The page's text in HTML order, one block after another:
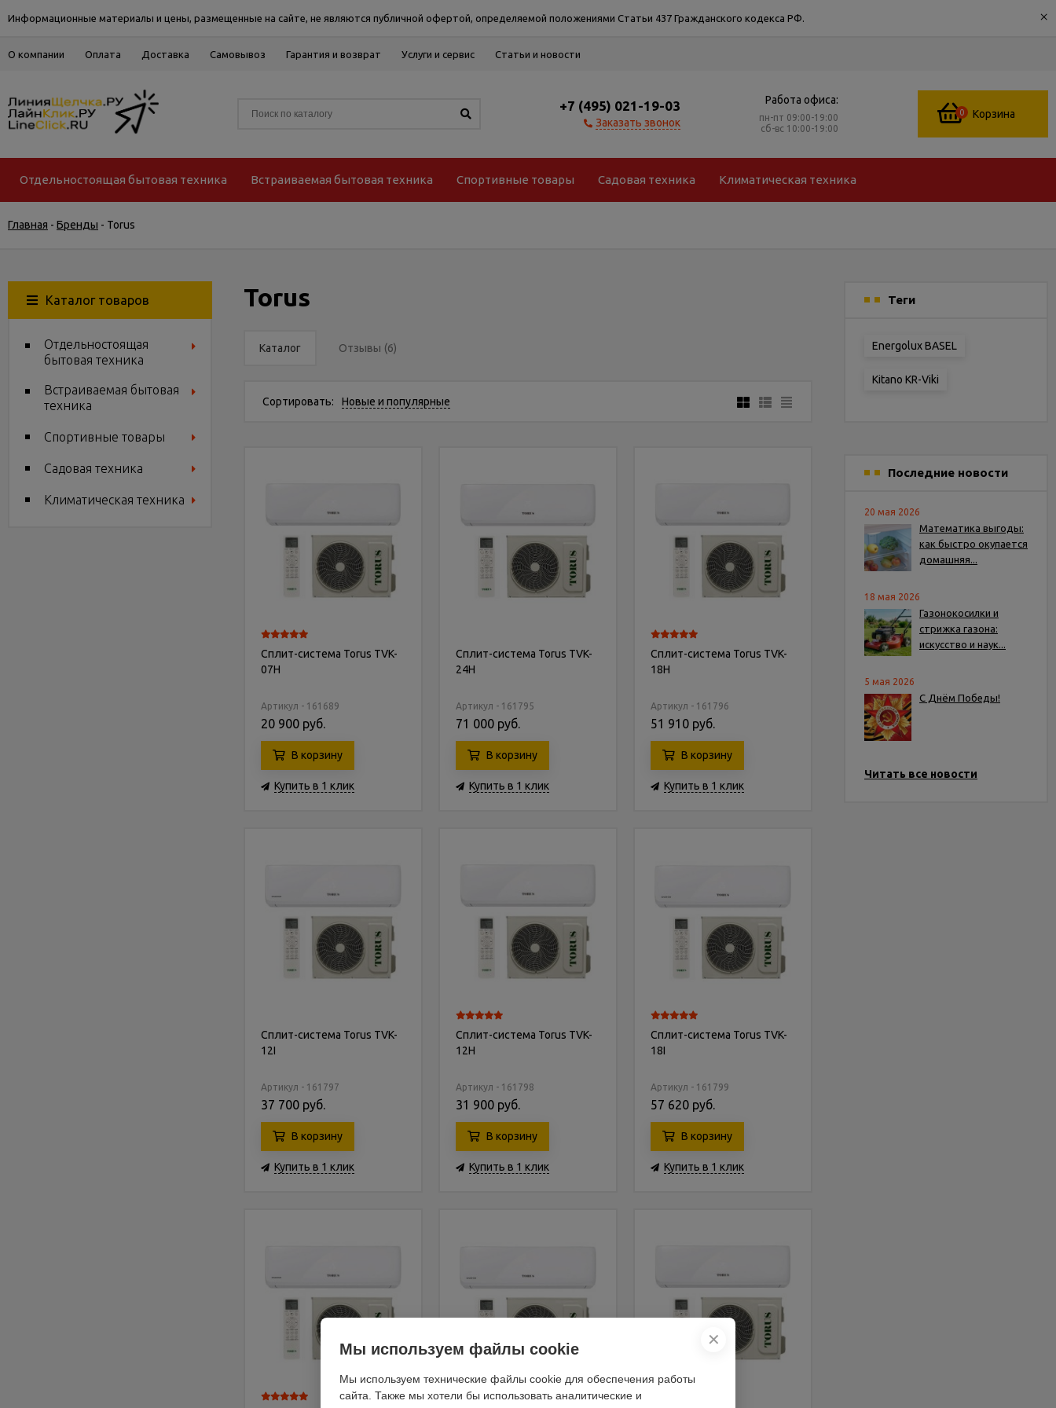
Информационные материалы и цены, размещенные на сайте, не являются публичной офертой, определяемой положениями Статьи 437 Гражданского кодекса РФ. ×
О компании Оплата Доставка Самовывоз Гарантия и возврат Услуги и сервис Статьи и новости
+7 (495) 021-19-03
Заказать звонок
Работа офиса:
пн-пт 09:00-19:00
сб-вс 10:00-19:00
0 Корзина
Отдельностоящая бытовая техника Встраиваемая бытовая техника Спортивные товары Садовая техника Климатическая техника
Главная - Бренды - Torus
Torus
Каталог Отзывы (6)
Сортировать: Новые и популярные
Сплит-система Torus TVK-
07H
Артикул - 161689
20 900 руб.
В корзину
Купить в 1 клик
Сплит-система Torus TVK-
24H
Артикул - 161795
71 000 руб.
В корзину
Купить в 1 клик
Сплит-система Torus TVK-
18H
Артикул - 161796
51 910 руб.
В корзину
Купить в 1 клик
Сплит-система Torus TVK-
12I
Артикул - 161797
37 700 руб.
В корзину
Купить в 1 клик
Сплит-система Torus TVK-
12H
Артикул - 161798
31 900 руб.
В корзину
Купить в 1 клик
Сплит-система Torus TVK-
18I
Артикул - 161799
57 620 руб.
В корзину
Купить в 1 клик
Каталог товаров
Отдельностоящая
бытовая техника
Встраиваемая бытовая
техника
Спортивные товары
Садовая техника
Климатическая техника
Теги
Energolux BASEL
Kitano KR-Viki
Последние новости
20 мая 2026
Математика выгоды:
как быстро окупается
домашняя...
18 мая 2026
Газонокосилки и
стрижка газона:
искусство и наук...
5 мая 2026
С Днём Победы!
Читать все новости
✕
Мы используем файлы cookie
Мы используем технические файлы cookie для обеспечения работы
сайта. Также мы хотели бы использовать аналитические и